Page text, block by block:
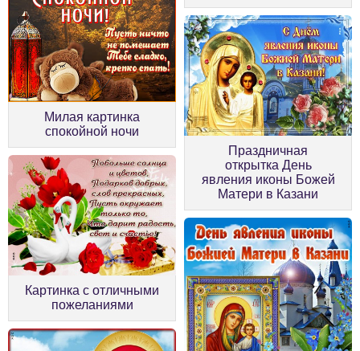
Милая картинка
спокойной ночи
Праздничная
открытка День
явления иконы Божей
Матери в Казани
Картинка с отличными
пожеланиями